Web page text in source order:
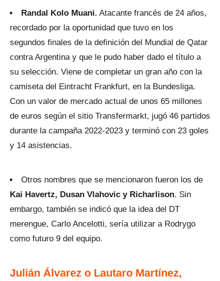
Randal Kolo Muani. Atacante francés de 24 años,
recordado por la oportunidad que tuvo en los
segundos finales de la definición del Mundial de Qatar
contra Argentina y que le pudo haber dado el título a
su selección. Viene de completar un gran año con la
camiseta del Eintracht Frankfurt, en la Bundesliga.
Con un valor de mercado actual de unos 65 millones
de euros según el sitio Transfermarkt, jugó 46 partidos
durante la campaña 2022-2023 y terminó con 23 goles
y 14 asistencias.
Otros nombres que se mencionaron fueron los de
Kai Havertz, Dusan Vlahovic y Richarlison. Sin
embargo, también se indicó que la idea del DT
merengue, Carlo Ancelotti, sería utilizar a Rodrygo
como futuro 9 del equipo.
Julián Álvarez o Lautaro Martínez,